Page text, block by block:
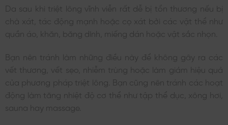
Da sau khi triệt lông vĩnh viễn rất dễ bị tổn thương nếu bị
chà xát, tác động mạnh hoặc cọ xát bởi các vật thể như
quần áo, khăn, băng dính, miếng dán hoặc vật sắc nhọn.
Bạn nên tránh làm những điều này để không gây ra các
vết thương, vết sẹo, nhiễm trùng hoặc làm giảm hiệu quả
của phương pháp triệt lông. Bạn cũng nên tránh các hoạt
động làm tăng nhiệt độ cơ thể như tập thể dục, xông hơi,
sauna hay massage.